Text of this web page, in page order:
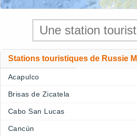
Stations touristiques de Russie
Acapulco
Brisas de Zicatela
Cabo San Lucas
Cancún